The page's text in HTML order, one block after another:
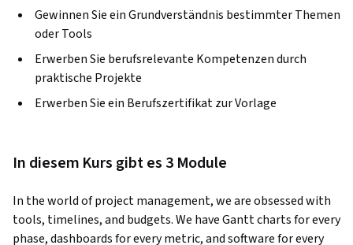
Gewinnen Sie ein Grundverständnis bestimmter Themen
oder Tools
Erwerben Sie berufsrelevante Kompetenzen durch
praktische Projekte
Erwerben Sie ein Berufszertifikat zur Vorlage
In diesem Kurs gibt es 3 Module
In the world of project management, we are obsessed with
tools, timelines, and budgets. We have Gantt charts for every
phase, dashboards for every metric, and software for every